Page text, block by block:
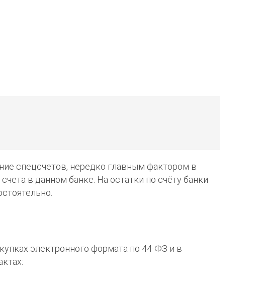
спецсчетов, нередко главным фактором в
в данном банке. На остатки по счёту банки
электронного формата по 44-ФЗ и в